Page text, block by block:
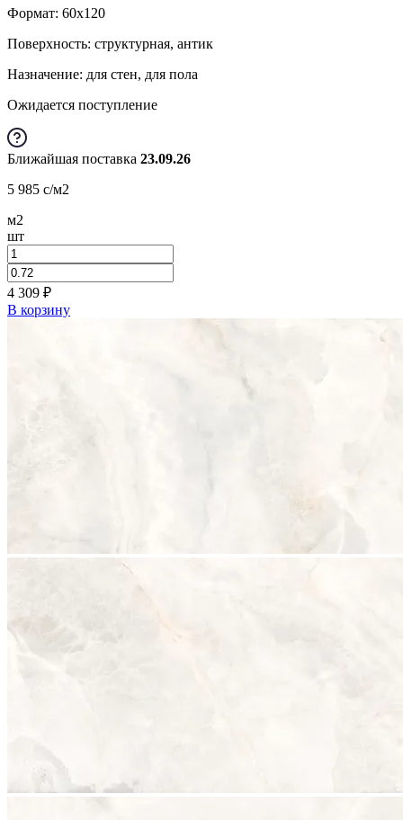
Формат: 60x120
Поверхность: структурная, антик
Назначение: для стен, для пола
Ожидается поступление
Ближайшая поставка 23.09.26
5 985 c/м2
м2
шт
4 309 ₽
В корзину